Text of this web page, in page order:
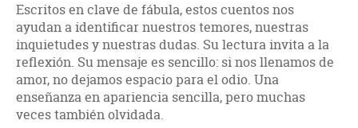
Escritos en clave de fábula, estos cuentos nos
ayudan a identificar nuestros temores, nuestras
inquietudes y nuestras dudas. Su lectura invita a la
reflexión. Su mensaje es sencillo: si nos llenamos de
amor, no dejamos espacio para el odio. Una
enseñanza en apariencia sencilla, pero muchas
veces también olvidada.